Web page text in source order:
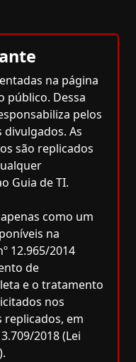
na página
público. Dessa
pelos
As
são replicados
Guia de TI.
como um
na
12.965/2014
de
e o tratamento
nos
replicados, em
2018 (Lei